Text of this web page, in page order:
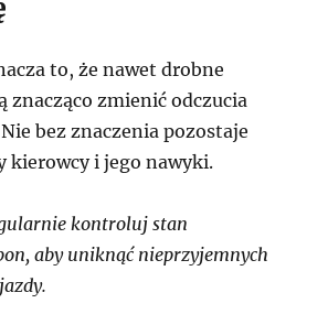
to, że nawet drobne
znacząco zmienić odczucia
bez znaczenia pozostaje
kierowcy i jego nawyki.
kontroluj stan
aby uniknąć nieprzyjemnych